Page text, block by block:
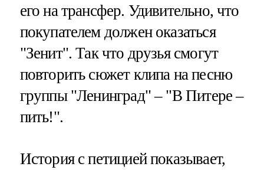
его на трансфер. Удивительно, что
покупателем должен оказаться
"Зенит". Так что друзья смогут
повторить сюжет клипа на песню
группы "Ленинград" – "В Питере –
пить!".
История с петицией показывает,